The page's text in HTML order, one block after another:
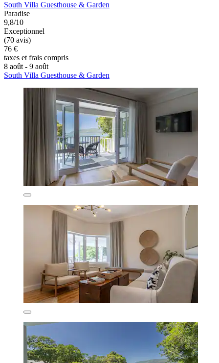
South Villa Guesthouse & Garden
Paradise
9,8/10
Exceptionnel
(70 avis)
76 €
taxes et frais compris
8 août - 9 août
South Villa Guesthouse & Garden